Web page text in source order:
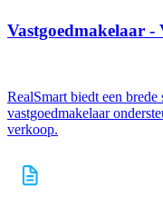
Vastgoedmakelaar -
RealSmart biedt een
vastgoedmakelaar
verkoop.